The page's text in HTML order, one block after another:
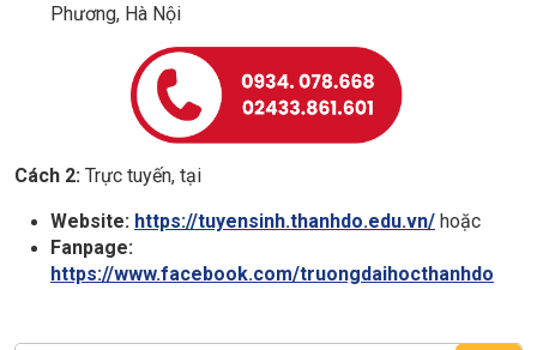
Phương, Hà Nội
Cách 2: Trực tuyến, tại
Website: https://tuyensinh.thanhdo.edu.vn/ hoặc
Fanpage:
https://www.facebook.com/truongdaihocthanhdo